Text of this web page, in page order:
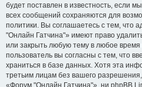
будет поставлен в известность, если
всех сообщений сохраняются для
политики. Вы соглашаетесь с тем, что
"Онлайн Гатчина"» имеют право
или закрыть любую тему в любое
пользователь вы согласны с тем, что
храниться в базе данных. Хотя эта
третьим лицам без вашего
«Форум "Онлайн Гатчина"», ни phpBB